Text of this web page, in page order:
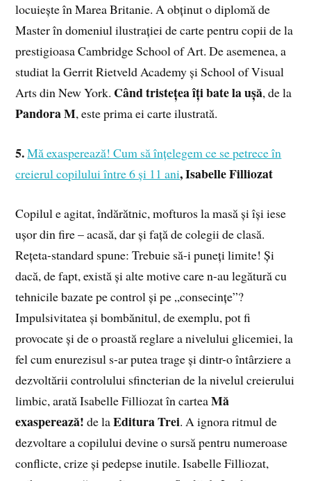
locuiește în Marea Britanie. A obținut o diplomă de
Master în domeniul ilustrației de carte pentru copii de la
prestigioasa Cambridge School of Art. De asemenea, a
studiat la Gerrit Rietveld Academy și School of Visual
Arts din New York. Când tristețea îți bate la ușă, de la
Pandora M, este prima ei carte ilustrată.
5.Mă exasperează! Cum să înțelegem ce se petrece în
creierul copilului între 6 și 11 ani,Isabelle Filliozat
Copilul e agitat, îndărătnic, mofturos la masă și își iese
ușor din fire – acasă, dar și față de colegii de clasă.
Rețeta-standard spune: Trebuie să-i puneți limite! Și
dacă, de fapt, există și alte motive care n-au legătură cu
tehnicile bazate pe control și pe „consecințe”?
Impulsivitatea și bombănitul, de exemplu, pot fi
provocate și de o proastă reglare a nivelului glicemiei, la
fel cum enurezisul s-ar putea trage și dintr-o întârziere a
dezvoltării controlului sfincterian de la nivelul creierului
limbic, arată Isabelle Filliozat în carteaMă
exasperează! de laEditura Trei. A ignora ritmul de
dezvoltare a copilului devine o sursă pentru numeroase
conflicte, crize și pedepse inutile. Isabelle Filliozat,